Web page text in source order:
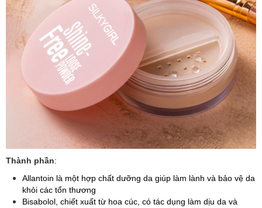
Thành phần:
Allantoin là một hợp chất dưỡng da giúp làm lành và bảo vệ da
khỏi các tổn thương
Bisabolol, chiết xuất từ hoa cúc, có tác dụng làm dịu da và